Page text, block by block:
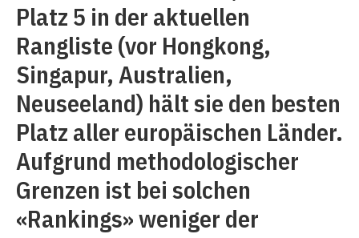
Platz 5 in der aktuellen
Rangliste (vor Hongkong,
Singapur, Australien,
Neuseeland) hält sie den besten
Platz aller europäischen Länder.
Aufgrund methodologischer
Grenzen ist bei solchen
«Rankings» weniger der